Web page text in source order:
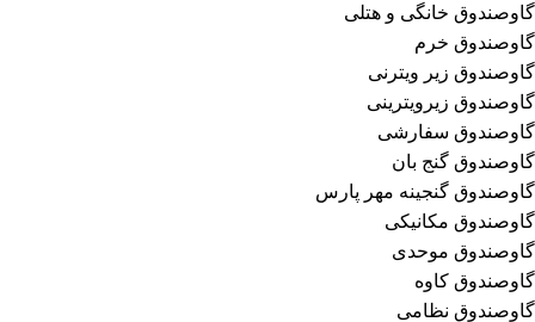
گاوصندوق خانگی و هتلی
گاوصندوق خرم
گاوصندوق زیر ویترنی
گاوصندوق زیرویترینی
گاوصندوق سفارشی
گاوصندوق گنج بان
گاوصندوق گنجینه مهر پارس
گاوصندوق مکانیکی
گاوصندوق موحدی
گاوصندوق کاوه
گاوصندوق نظامی